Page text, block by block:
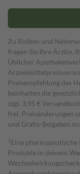
Zu Risiken und
fragen Sie Ihre Ärztin,
Üblicher
Preisempfehlung des
beinhalten die
zzgl. 3,95 €
frei. Preisänderungen
und Gratis-Beigaben
1 Eine
Produkte in deinem